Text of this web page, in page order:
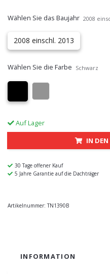
Wählen Sie das Baujahr 2008
2008 einschl. 2013
Wählen Sie die Farbe Schwarz
Auf Lager
IN DEN
30 Tage offener Kauf
5 Jahre Garantie auf die Dachträger
Artikelnummer: TN1390B
INFORMATION